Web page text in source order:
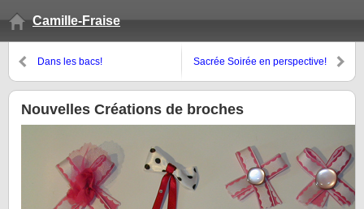
Camille-Fraise
Dans les bacs! Sacrée Soirée en perspective!
Nouvelles Créations de broches